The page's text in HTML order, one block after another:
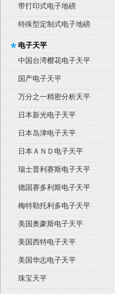
带打印式电子地磅
特殊型定制式电子地磅
电子天平
中国台湾樱花电子天平
国产电子天平
万分之一精密分析天平
日本新光电子天平
日本岛津电子天平
日本ＡＮＤ电子天平
瑞士普利赛斯电子天平
德国赛多利斯电子天平
梅特勒托利多电子天平
美国奥豪斯电子天平
美国西特电子天平
美国华志电子天平
珠宝天平